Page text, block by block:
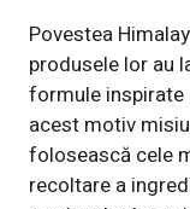
Povestea
produsele lor au
formule inspirate
acest motiv
folosească cele
recoltare a